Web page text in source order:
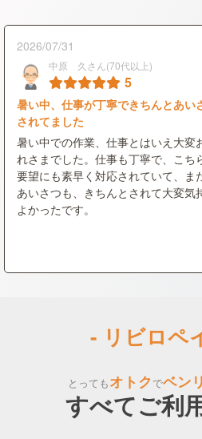
2026/07/31
中原 久さん(70代以上)
5
暑い中、仕事が丁寧できちんとあい
されてました
暑い中での作業、仕事とはいえ大変
れさまでした。仕事も丁寧で、こち
要望にも素早く対応されていて、また
あいさつも、きちんとされて大変気
よかったです。
- リビロペ
とってもオトクでベンリ
すべてご利